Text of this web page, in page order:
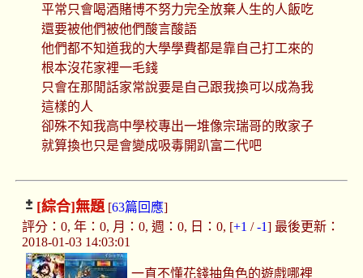
平常只會喝酒賭博不努力完全放棄人生的人飯吃
還要被他們被他們酸言酸語
他們都不知道我的大學學費都是靠自己打工來的
根本沒花家裡一毛錢
只會在那閒話家常說要是自己跟我換可以成為我
這樣的人
卻殊不知我高中學校專出一堆像宗瑞哥的敗家子
就算換也只是會變成吸毒開趴富二代吧
[綜合]無題[63篇回應]
評分：0, 年：0, 月：0, 週：0, 日：0, [+1 /-1] 最後更新：
2018-01-03 14:03:01
一直不懂花錢抽角色的遊戲哪裡